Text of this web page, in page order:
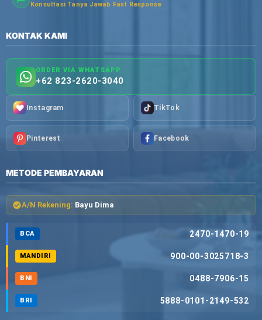
Konsultasi Tanya Jawab Fast Response
KONTAK KAMI
ORDER VIA WHATSAPP
+62 823-2620-3040
Instagram TikTok
Pinterest Facebook
METODE PEMBAYARAN
A/N Rekening: Bayu Dima
BCA 2470-1470-19
MANDIRI 900-00-3025718-3
BNI 0488-7906-15
BRI 5888-0101-2149-532